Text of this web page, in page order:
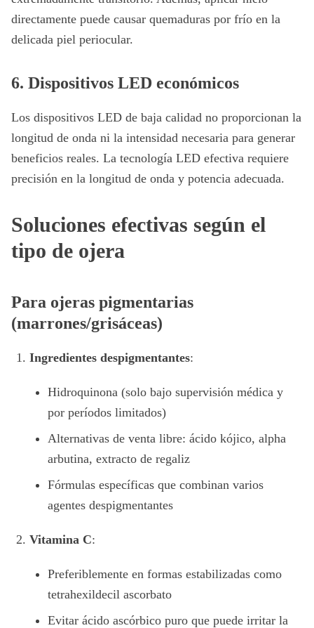
directamente puede causar quemaduras por frío en la
delicada piel periocular.
6. Dispositivos LED económicos
Los dispositivos LED de baja calidad no proporcionan la
longitud de onda ni la intensidad necesaria para generar
beneficios reales. La tecnología LED efectiva requiere
precisión en la longitud de onda y potencia adecuada.
Soluciones efectivas según el
tipo de ojera
Para ojeras pigmentarias
(marrones/grisáceas)
Ingredientes despigmentantes:
Hidroquinona (solo bajo supervisión médica y
por períodos limitados)
Alternativas de venta libre: ácido kójico, alpha
arbutina, extracto de regaliz
Fórmulas específicas que combinan varios
agentes despigmentantes
Vitamina C:
Preferiblemente en formas estabilizadas como
tetrahexildecil ascorbato
Evitar ácido ascórbico puro que puede irritar la